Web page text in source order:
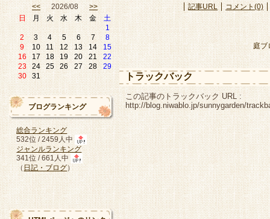
記事URL コメント(0)
庭ブ
トラックバック
この記事のトラックバック URL :
http://blog.niwablo.jp/sunnygarden/
<<2026/08>>
日
月 火 水 木 金
土
1
2
3 4 5 6 7
8
9
10 11 12 13 14
15
16
17 18 19 20 21
22
23
24 25 26 27 28
29
30
31
ブログランキング
総合ランキング
532位 / 2459人中
ジャンルランキング
341位 / 661人中
（日記・ブログ）